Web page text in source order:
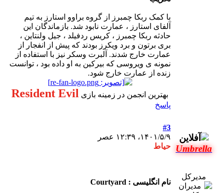
با کمک ربکا چمبرز از گروه براوو استارز به تیم
آلفای استارز ، عمارت نابود شد. بازماندگان این
حادثه ربکا چمبرز ، کریس ردفیلد ، جیل ولنتاین ،
بری برتون و برد ویکرز بودند که پیش از انفجار از
عمارت خارج شدند. آلبرت وسکر نیز با استفاده از
نمونه ی ویروسی که بیرکین به او داده بود ، توانست
زنده از عمارت خارج شود.
بهترین انجمن در زمینه بازی Resident Evil
پاسخ
Umbrella
مدیرکل
#3
۱۴۰۱/۵/۹، ۱۲:۳۹ عصر
حیاط
نام انگلیسی : Courtyard